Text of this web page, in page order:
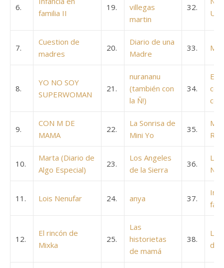
6.
familia II
19.
villegas
martin
32.
7.
Cuestion de
madres
20.
Diario de una
Madre
33.
8.
YO NO SOY
SUPERWOMAN
21.
nurananu
(también con
la Ñ!)
34.
9.
CON M DE
MAMA
22.
La Sonrisa de
Mini Yo
35.
10.
Marta (Diario de
Algo Especial)
23.
Los Angeles
de la Sierra
36.
La
11. Lois Nenufar 24. anya 37.
12.
El rincón de
Mixka
25.
Las
historietas
de mamá
38.
de